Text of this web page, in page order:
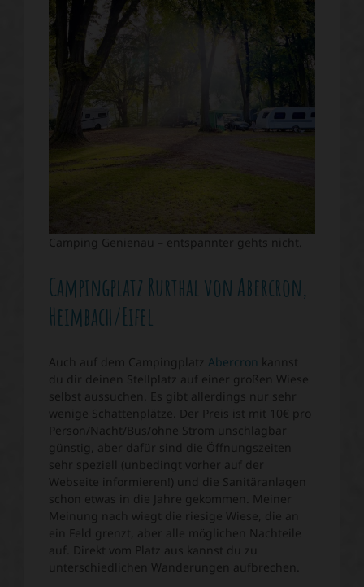
Camping Genienau – entspannter gehts nicht.
Campingplatz Rurthal von Abercron,
Heimbach/Eifel
Auch auf dem Campingplatz Abercron kannst
du dir deinen Stellplatz auf einer großen Wiese
selbst aussuchen. Es gibt allerdings nur sehr
wenige Schattenplätze. Der Preis ist mit 10€ pro
Person/Nacht/Bus/ohne Strom unschlagbar
günstig, aber dafür sind die Öffnungszeiten
sehr speziell (unbedingt vorher auf der
Webseite informieren!) und die Sanitäranlagen
schon etwas in die Jahre gekommen. Meiner
Meinung nach wiegt die riesige Wiese, die an
ein Feld grenzt, aber alle möglichen Nachteile
auf. Direkt vom Platz aus kannst du zu
unterschiedlichen Wanderungen aufbrechen.